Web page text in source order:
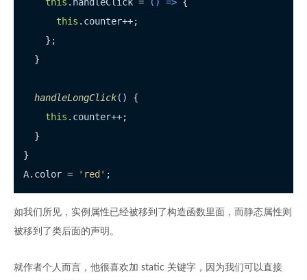
this . counter++;
    };
  }
handleLongClick( ) {
this . counter++;
  }
}
A. color = 'red'
如我们所见，实例属性已经被移到了构造函数里面，而静态属性则
被移到了类后面的声明。
就作者个人而言，他很喜欢加 static 关键字，因为我们可以直接